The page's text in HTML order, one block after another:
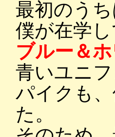
最初のう
僕が在学
ブルー＆
青いユニ
パイクも
た。